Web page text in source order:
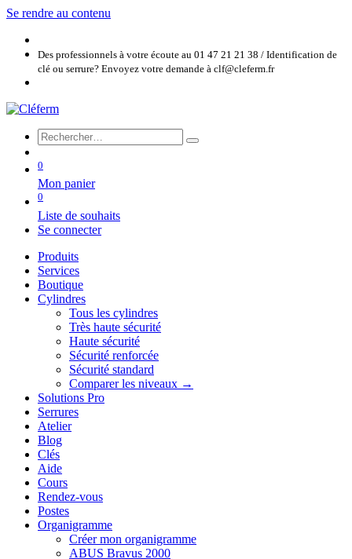
Se rendre au contenu
Des professionnels à votre écoute au 01 47 21 21 38 / Identification de
clé ou serrure? Envoyez votre demande à clf@cleferm.fr
0
Mon panier
0
Liste de souhaits
Se connecter
Produits
Services
Boutique
Cylindres
Tous les cylindres
Très haute sécurité
Haute sécurité
Sécurité renforcée
Sécurité standard
Comparer les niveaux →
Solutions Pro
Serrures
Atelier
Blog
Clés
Aide
Cours
Rendez-vous
Postes
Organigramme
Créer mon organigramme
ABUS Bravus 2000